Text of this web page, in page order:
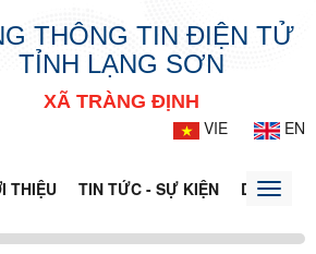
THÔNG TIN ĐIỆN TỬ
TỈNH LẠNG SƠN
XÃ TRÀNG ĐỊNH
VIE
EN
THIỆU TIN TỨC - SỰ KIỆN DỊCH VỤ
Toggle